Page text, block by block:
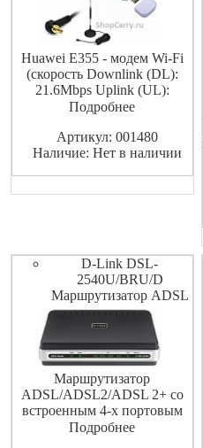
Huawei E355 - модем Wi-Fi
(скорость Downlink (DL):
21.6Mbps Uplink (UL):
5.76Mbps ), который
мобильного Интернета по
стандартам GPRS, EDGE и
Подробнее
Артикул: 001480
Наличие: Нет в наличии
D-Link DSL-
2540U/BRU/D
Маршрутизатор ADSL
Маршрутизатор
ADSL/ADSL2/ADSL 2+ cо
встроенным 4-х портовым
коммутатором 10/100 Мбит/с
Подробнее